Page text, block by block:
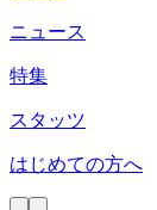
ニュース
特集
スタッツ
はじめての方へ